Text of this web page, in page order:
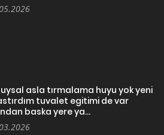
asla tırmalama huyu yok yeni
tuvalet egitimi de var
baska yere ya...